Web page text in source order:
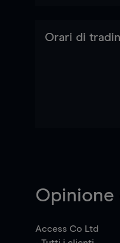
Orari di
Opinione
Access Co Ltd